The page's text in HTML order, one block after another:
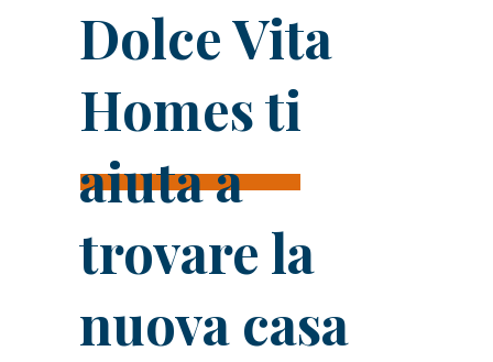
Dolce Vita
Homes ti
aiuta a
trovare la
nuova casa